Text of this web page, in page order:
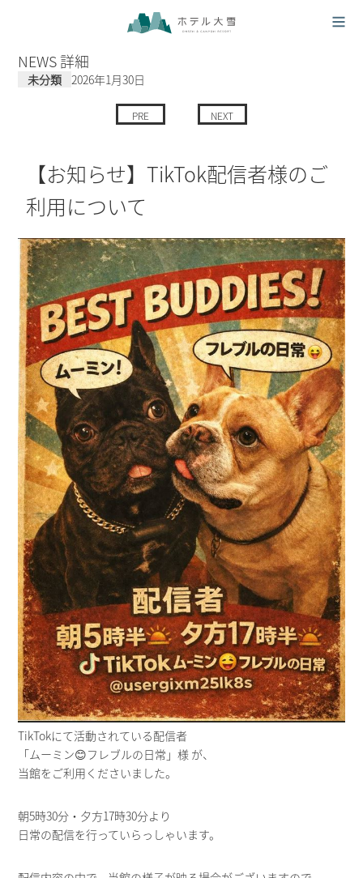
NEWS 詳細
未分類 2026年1月30日
PRE NEXT
【お知らせ】TikTok配信者様のご
利用について
TikTokにて活動されている配信者
「ムーミン😊フレブルの日常」様 が、
当館をご利用くださいました。
朝5時30分・夕方17時30分より
日常の配信を行っていらっしゃいます。